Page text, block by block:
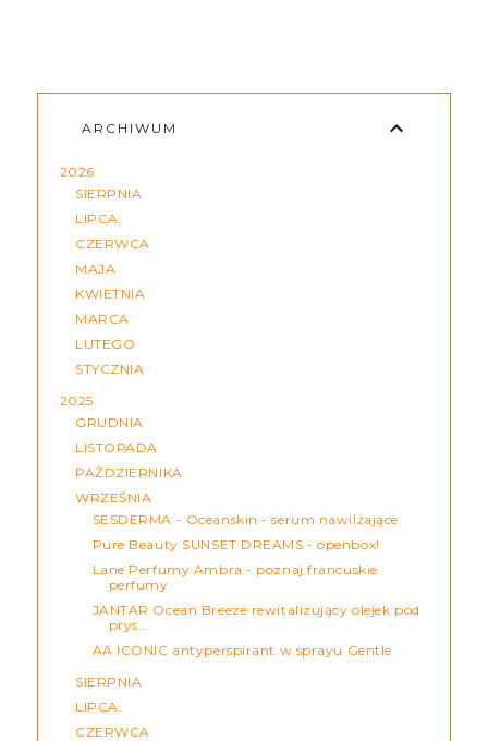
ARCHIWUM
2026
SIERPNIA
LIPCA
CZERWCA
MAJA
KWIETNIA
MARCA
LUTEGO
STYCZNIA
2025
GRUDNIA
LISTOPADA
PAŹDZIERNIKA
WRZEŚNIA
SESDERMA - Oceanskin - serum nawilżające
Pure Beauty SUNSET DREAMS - openbox!
Lane Perfumy Ambra - poznaj francuskie
perfumy
JANTAR Ocean Breeze rewitalizujący olejek pod
prys...
AA ICONIC antyperspirant w sprayu Gentle
SIERPNIA
LIPCA
CZERWCA